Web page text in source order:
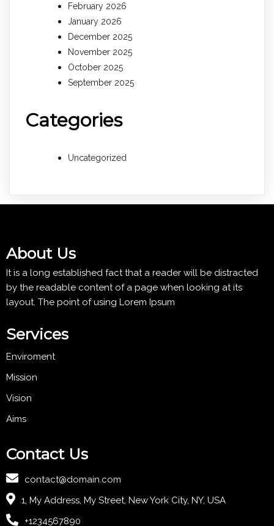
February 2026
January 2026
December 2025
November 2025
October 2025
September 2025
Categories
Uncategorized
About Us
It is a long established fact that a reader will be distracted
by the readable content of a page when looking at its
layout. The point of using Lorem Ipsum
Services
Enviroment
Mission
Vision
Aims
Contact Us
contact@domain.com
1, My Address, My Street, New York City, NY, USA
+1234567890